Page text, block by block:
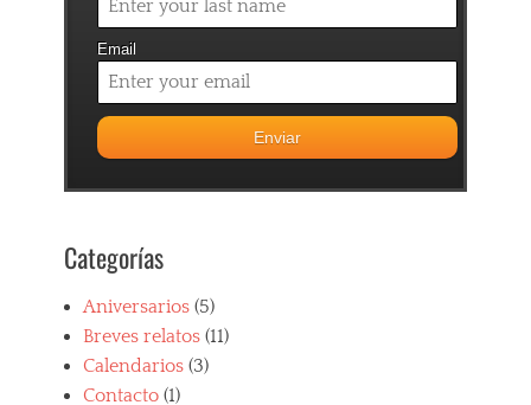
Email
Categorías
Aniversarios (5)
Breves relatos (11)
Calendarios (3)
Contacto (1)